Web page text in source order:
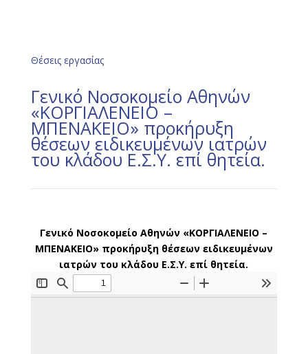
Θέσεις εργασίας
Γενικό Νοσοκομείο Αθηνών
«ΚΟΡΓΙΑΛΕΝΕΙΟ –
ΜΠΕΝΑΚΕΙΟ» προκήρυξη
θέσεων ειδικευμένων ιατρών
του κλάδου Ε.Σ.Υ. επί θητεία.
Γενικό Νοσοκομείο Αθηνών «ΚΟΡΓΙΑΛΕΝΕΙΟ –
ΜΠΕΝΑΚΕΙΟ» προκήρυξη θέσεων ειδικευμένων
ιατρών του κλάδου Ε.Σ.Υ. επί θητεία.